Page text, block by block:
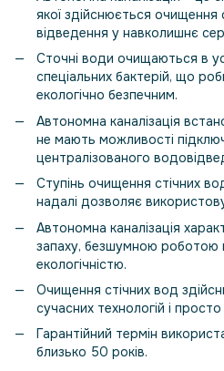
якої здійснюється очищення
відведення у навколишнє
Сточні води очищаються в
спеціальних бактерій, що
екологічно безпечним.
Автономна каналізація
не мають можливості
централізованого
Ступінь очищення стічних
надалі дозволяє
Автономна каналізація
запаху, безшумною роботою
екологічністю.
Очищення стічних вод
сучасних технологій і
Гарантійний термін
близько 50 років.